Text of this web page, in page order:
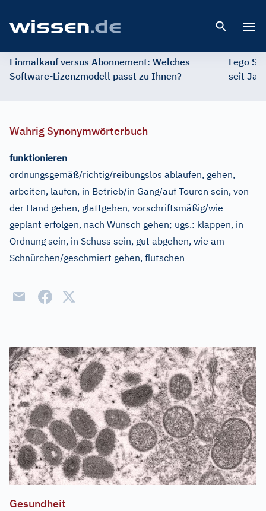
Einmalkauf versus Abonnement: Welches
Software-Lizenzmodell passt zu Ihnen?
Lego
seit
Wahrig Synonymwörterbuch
funktionieren
ordnungsgemäß/richtig/reibungslos ablaufen, gehen,
arbeiten, laufen, in Betrieb/in Gang/auf Touren sein, von
der Hand gehen, glattgehen, vorschriftsmäßig/wie
geplant erfolgen, nach Wunsch gehen; ugs.: klappen, in
Ordnung sein, in Schuss sein, gut abgehen, wie am
Schnürchen/geschmiert gehen, flutschen
Gesundheit